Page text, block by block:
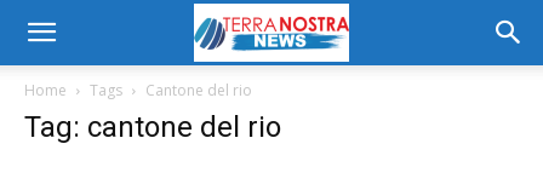
Home Tags Cantone del rio
Tag: cantone del rio